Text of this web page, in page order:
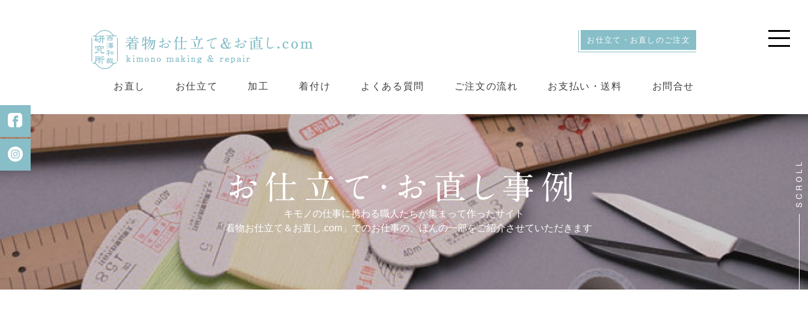
お仕立て・お直しのご注文
お直し お仕立て 加工 着付け よくある質問 ご注文の流れ お支払い・送料 お問合せ
キモノの仕事に携わる職人たちが集まって作ったサイト
「着物お仕立て＆お直し.com」でのお仕事の、ほんの一部をご紹介させていただきます